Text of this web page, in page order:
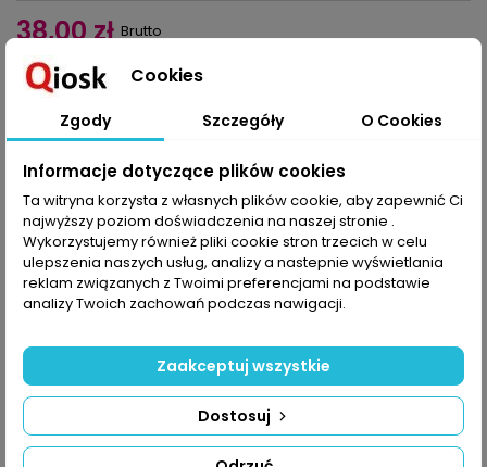
38,00 zł Brutto
Ilość 
OPIS SZCZEGÓŁY PRODUKTU
Nie dowiesz się, zanim nie spróbujesz. Dlatego nie mów, że nie
umiesz zrobić: żakardu, plisy do żakietu, poduszki z hortensją,
W tym numerze Knitter znajdziesz sposoby na efektowne detale
w swetrach, co najmniej 5 rodzajów plis, którymi możesz
wykończyć brzegi dekoltu lub kieszonki w kamizelce.
Są też pomysły na rękawy: mogą być rozszerzane z falbanką
albo bufiaste na wysokim dwukolorowym ściągaczu. Pudełkowy
Cookies
Zgody Szczegóły O Cookies
Informacje dotyczące plików cookies
Ta witryna korzysta z własnych plików cookie, aby zapewnić Ci
najwyższy poziom doświadczenia na naszej stronie .
Wykorzystujemy również pliki cookie stron trzecich w celu
ulepszenia naszych usług, analizy a nastepnie wyświetlania
reklam związanych z Twoimi preferencjami na podstawie
analizy Twoich zachowań podczas nawigacji.
Dostosuj
Zaakceptuj wszystkie